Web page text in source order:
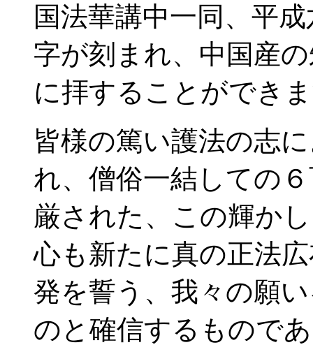
国法華講中一同、平
字が刻まれ、中国産
に拝することができ
皆様の篤い護法の志
れ、僧俗一結しての
厳された、この輝か
心も新たに真の正法
発を誓う、我々の願
のと確信するもので